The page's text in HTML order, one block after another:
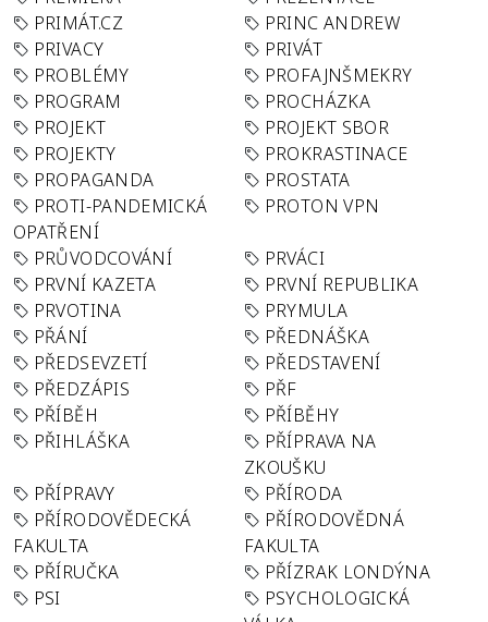
PRIMÁT.CZ
PRINC ANDREW
PRIVACY
PRIVÁT
PROBLÉMY
PROFAJNŠMEKRY
PROGRAM
PROCHÁZKA
PROJEKT
PROJEKT SBOR
PROJEKTY
PROKRASTINACE
PROPAGANDA
PROSTATA
PROTI-PANDEMICKÁ
OPATŘENÍ
PROTON VPN
PRŮVODCOVÁNÍ
PRVÁCI
PRVNÍ KAZETA
PRVNÍ REPUBLIKA
PRVOTINA
PRYMULA
PŘÁNÍ
PŘEDNÁŠKA
PŘEDSEVZETÍ
PŘEDSTAVENÍ
PŘEDZÁPIS
PŘF
PŘÍBĚH
PŘÍBĚHY
PŘIHLÁŠKA
PŘÍPRAVA NA
ZKOUŠKU
PŘÍPRAVY
PŘÍRODA
PŘÍRODOVĚDECKÁ
FAKULTA
PŘÍRODOVĚDNÁ
FAKULTA
PŘÍRUČKA
PŘÍZRAK LONDÝNA
PSI
PSYCHOLOGICKÁ